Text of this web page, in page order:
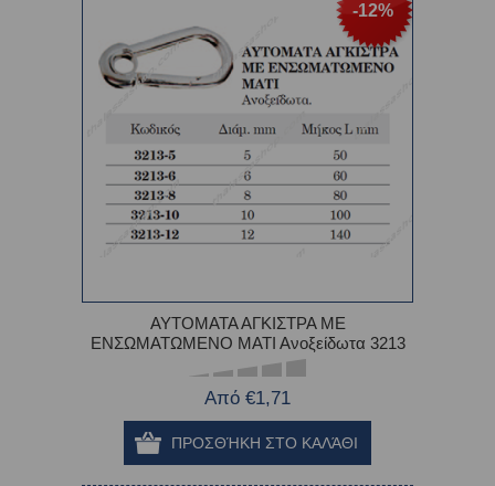
-12%
ΑΥΤΟΜΑΤΑ ΑΓΚΙΣΤΡΑ ΜΕ
ΕΝΣΩΜΑΤΩΜΕΝΟ ΜΑΤΙ Ανοξείδωτα 3213
Από €1,71